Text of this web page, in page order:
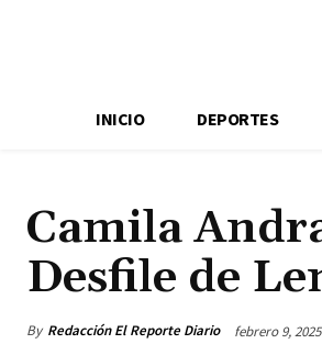
INICIO DEPORTES
Camila
Desfile de
By Redacción El Reporte Diario febrero 9, 2025